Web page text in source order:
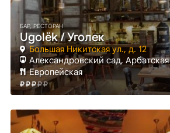
БАР, РЕСТОРАН
Ugolёk / Уголек
Большая Никитская ул., д. 12
Александровский сад, Арбатская
Европейская